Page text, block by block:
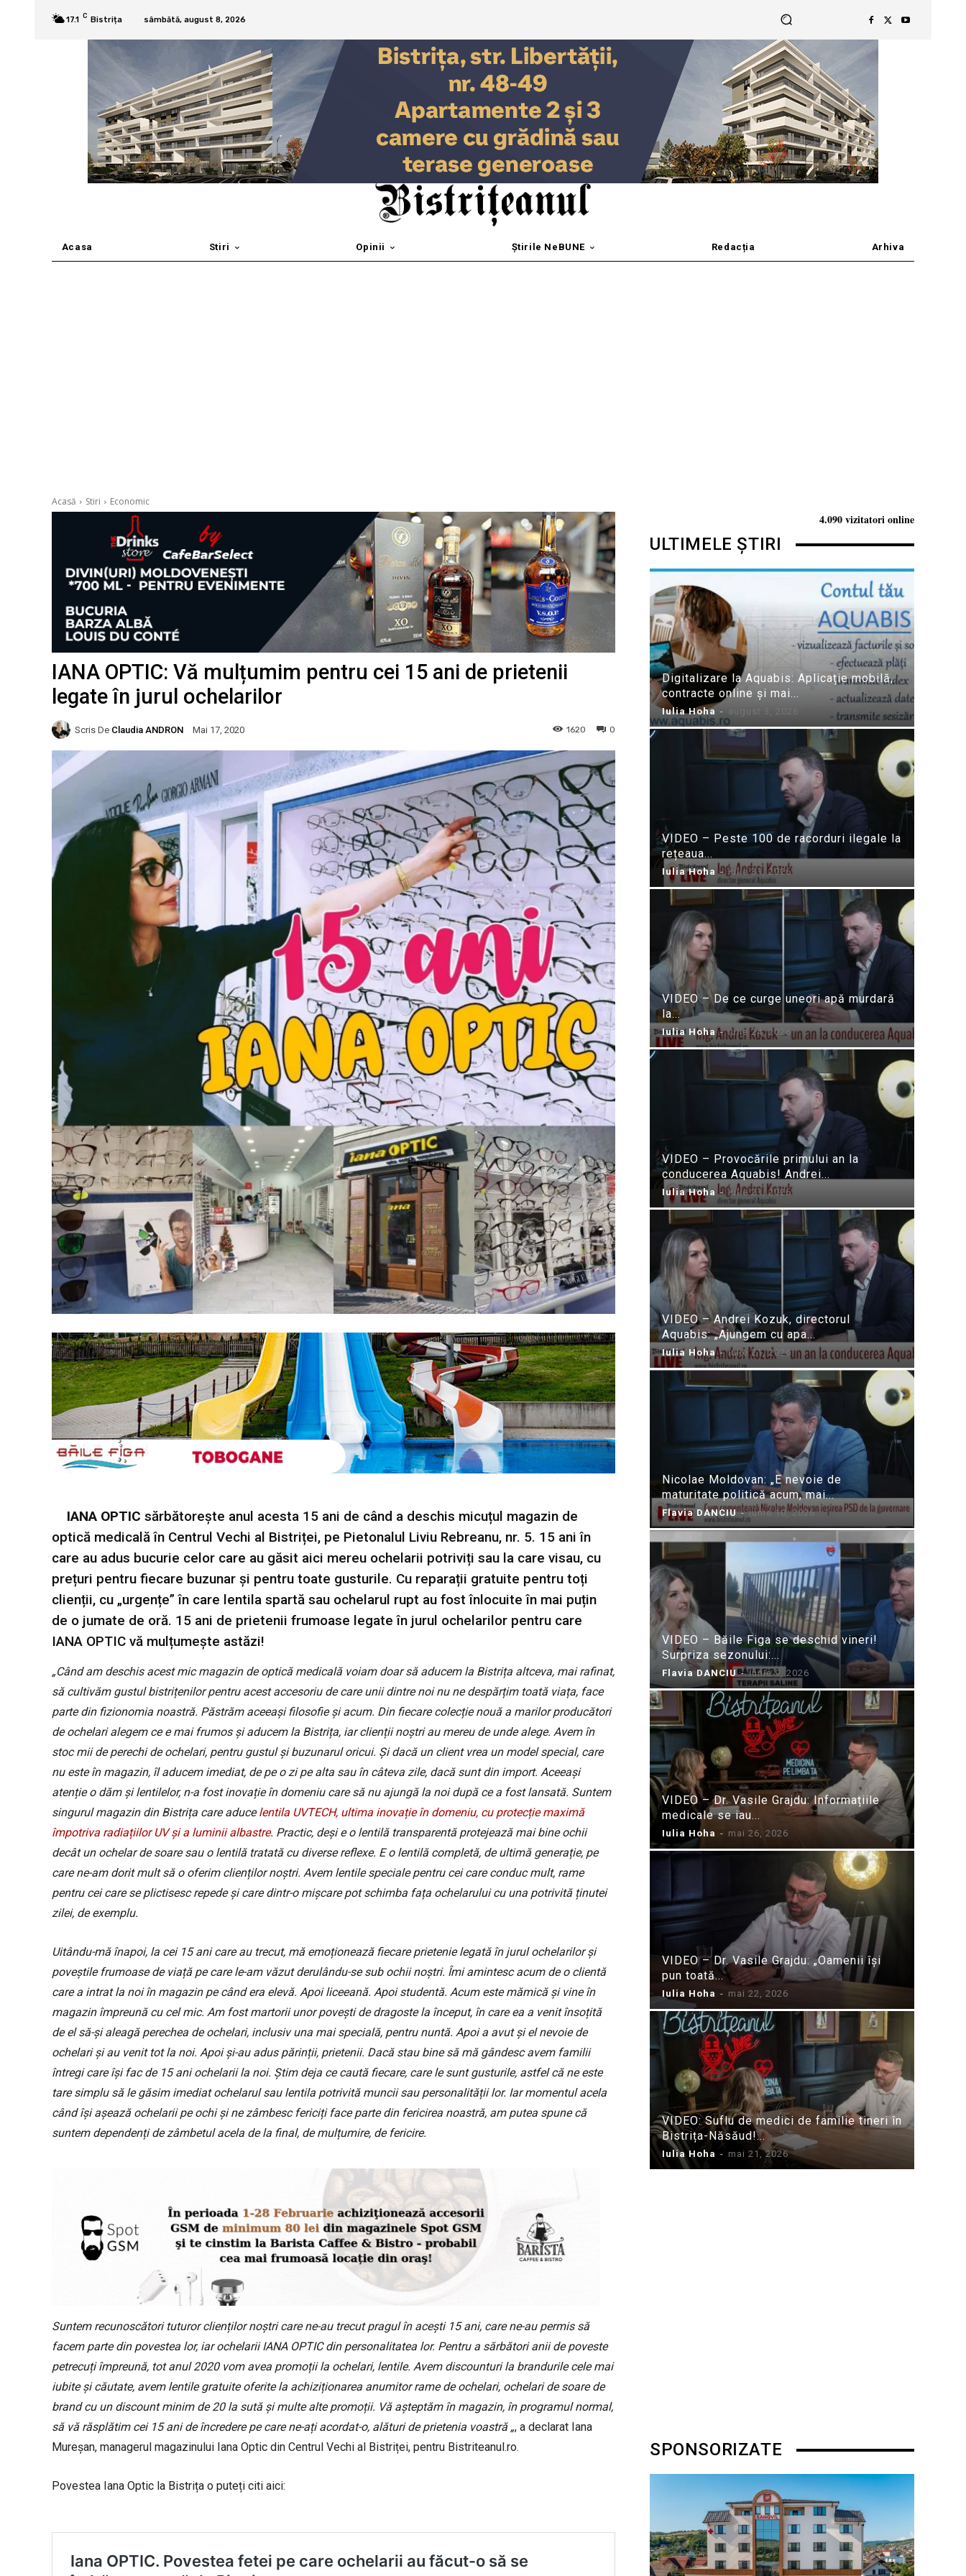
17.1 C Bistrița sâmbătă, august 8, 2026
Acasa Stiri Opinii Știrile NeBUNE Redacția Arhiva
Acasă Stiri Economic
IANA OPTIC: Vă mulțumim pentru cei 15 ani de prietenii
legate în jurul ochelarilor
Scris De Claudia ANDRON Mai 17, 2020 0
1620
IANA OPTIC sărbătorește anul acesta 15 ani de când a deschis micuțul magazin de
optică medicală în Centrul Vechi al Bistriței, pe Pietonalul Liviu Rebreanu, nr. 5. 15 ani în
care au adus bucurie celor care au găsit aici mereu ochelarii potriviți sau la care visau, cu
prețuri pentru fiecare buzunar și pentru toate gusturile. Cu reparații gratuite pentru toți
clienții, cu „urgențe” în care lentila spartă sau ochelarul rupt au fost înlocuite în mai puțin
de o jumate de oră. 15 ani de prietenii frumoase legate în jurul ochelarilor pentru care
IANA OPTIC vă mulțumește astăzi!
„Când am deschis acest mic magazin de optică medicală voiam doar să aducem la Bistrița altceva, mai rafinat,
să cultivăm gustul bistrițenilor pentru acest accesoriu de care unii dintre noi nu ne despărțim toată viața, face
parte din fizionomia noastră. Păstrăm aceeași filosofie și acum. Din fiecare colecție nouă a marilor producători
de ochelari alegem ce e mai frumos și aducem la Bistrița, iar clienții noștri au mereu de unde alege. Avem în
stoc mii de perechi de ochelari, pentru gustul și buzunarul oricui. Și dacă un client vrea un model special, care
nu este în magazin, îl aducem imediat, de pe o zi pe alta sau în câteva zile, dacă sunt din import. Aceeași
atenție o dăm și lentilelor, n-a fost inovație în domeniu care să nu ajungă la noi după ce a fost lansată. Suntem
singurul magazin din Bistrița care aducelentila UVTECH, ultima inovație în domeniu, cu protecție maximă
împotriva radiațiilor UV și a luminii albastre. Practic, deși e o lentilă transparentă protejează mai bine ochii
decât un ochelar de soare sau o lentilă tratată cu diverse reflexe. E o lentilă completă, de ultimă generație, pe
care ne-am dorit mult să o oferim clienților noștri. Avem lentile speciale pentru cei care conduc mult, rame
pentru cei care se plictisesc repede și care dintr-o mișcare pot schimba fața ochelarului cu una potrivită ținutei
zilei, de exemplu.
Uitându-mă înapoi, la cei 15 ani care au trecut, mă emoționează fiecare prietenie legată în jurul ochelarilor și
poveștile frumoase de viață pe care le-am văzut derulându-se sub ochii noștri. Îmi amintesc acum de o clientă
care a intrat la noi în magazin pe când era elevă. Apoi liceeană. Apoi studentă. Acum este mămică și vine în
magazin împreună cu cel mic. Am fost martorii unor povești de dragoste la început, în care ea a venit însoțită
de el să-și aleagă perechea de ochelari, inclusiv una mai specială, pentru nuntă. Apoi a avut și el nevoie de
ochelari și au venit tot la noi. Apoi și-au adus părinții, prietenii. Dacă stau bine să mă gândesc avem familii
întregi care își fac de 15 ani ochelarii la noi. Știm deja ce caută fiecare, care le sunt gusturile, astfel că ne este
tare simplu să le găsim imediat ochelarul sau lentila potrivită muncii sau personalității lor. Iar momentul acela
când își așează ochelarii pe ochi și ne zâmbesc fericiți face parte din fericirea noastră, am putea spune că
suntem dependenți de zâmbetul acela de la final, de mulțumire, de fericire.
Suntem recunoscători tuturor clienților noștri care ne-au trecut pragul în acești 15 ani, care ne-au permis să
facem parte din povestea lor, iar ochelarii IANA OPTIC din personalitatea lor. Pentru a sărbători anii de poveste
petrecuți împreună, tot anul 2020 vom avea promoții la ochelari, lentile. Avem discounturi la brandurile cele mai
iubite și căutate, avem lentile gratuite oferite la achiziționarea anumitor rame de ochelari, ochelari de soare de
brand cu un discount minim de 20 la sută și multe alte promoții. Vă așteptăm în magazin, în programul normal,
să vă răsplătim cei 15 ani de încredere pe care ne-ați acordat-o, alături de prietenia voastră „, a declarat Iana
Mureșan, managerul magazinului Iana Optic din Centrul Vechi al Bistriței, pentru Bistriteanul.ro.
Povestea Iana Optic la Bistrița o puteți citi aici:
4.090 vizitatori online
ULTIMELE ȘTIRI
Digitalizare la Aquabis: Aplicație mobilă,
contracte online și mai...
Iulia Hoha - august 3, 2026
VIDEO – Peste 100 de racorduri ilegale la
rețeaua...
Iulia Hoha - iulie 31, 2026
VIDEO – De ce curge uneori apă murdară
la...
Iulia Hoha - iulie 24, 2026
VIDEO – Provocările primului an la
conducerea Aquabis! Andrei...
Iulia Hoha - iulie 21, 2026
VIDEO – Andrei Kozuk, directorul
Aquabis: „Ajungem cu apa...
Iulia Hoha - iulie 21, 2026
Nicolae Moldovan: „E nevoie de
maturitate politică acum, mai...
Flavia DANCIU - iunie 10, 2026
VIDEO – Băile Figa se deschid vineri!
Surpriza sezonului:...
Flavia DANCIU - iunie 9, 2026
VIDEO – Dr. Vasile Grajdu: Informațiile
medicale se iau...
Iulia Hoha - mai 26, 2026
VIDEO – Dr. Vasile Grajdu: „Oamenii își
pun toată...
Iulia Hoha - mai 22, 2026
VIDEO: Suflu de medici de familie tineri în
Bistrița-Năsăud!...
Iulia Hoha - mai 21, 2026
SPONSORIZATE